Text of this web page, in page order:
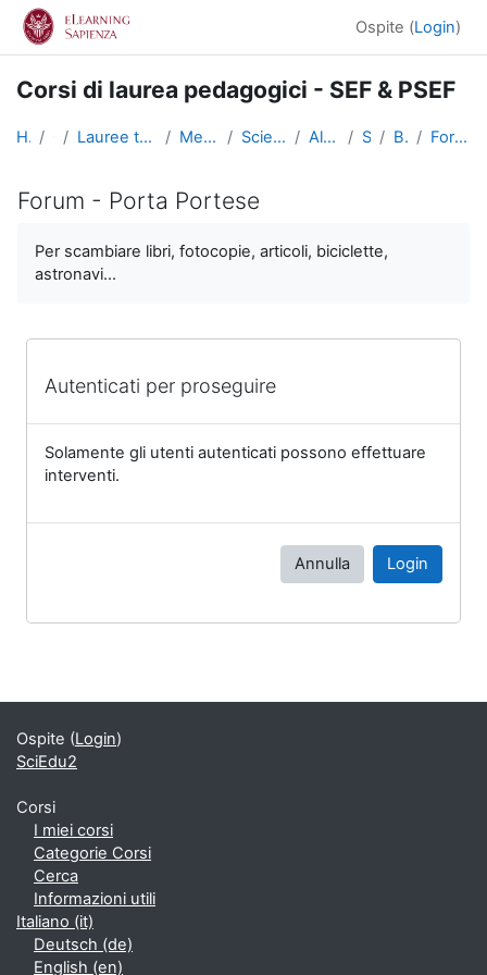
Vai al contenuto principale
Ospite (Login)
Corsi di laurea pedagogici - SEF & PSEF
Home Corsi Lauree triennali, magistrali, a ciclo unico Medicina e Psicologia Scienze dell'Educazione Altri insegnamenti SciEdu2 Benvenuti! Forum - Porta Portese
Forum - Porta Portese
Per scambiare libri, fotocopie, articoli, biciclette,
astronavi...
Autenticati per proseguire
Solamente gli utenti autenticati possono effettuare
interventi.
Annulla Login
Blocchi supplementari
Ospite (Login)
SciEdu2
Corsi
I miei corsi
Categorie Corsi
Cerca
Informazioni utili
Italiano ‎(it)‎
Deutsch ‎(de)‎
English ‎(en)‎